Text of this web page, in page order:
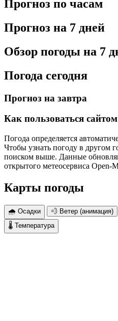
Прогноз по часам
Прогноз на 7 дней
Обзор погоды на 7
Погода сегодня
Прогноз на завтра
Как пользоваться сайтом
Погода определяется
Чтобы узнать погоду в другом
поиском выше. Данные
открытого метеосервиса Open-
Карты погоды
🌧 Осадки 💨 Ветер (анимация)
🌡 Температура